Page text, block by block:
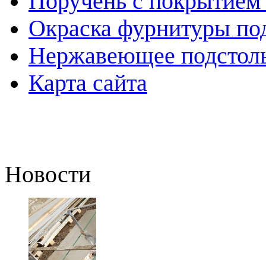
Окраска фурнитуры
Нержавеющее
Карта сайта
Новости